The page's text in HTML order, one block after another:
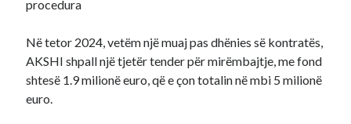
procedura
Në tetor 2024, vetëm një muaj pas dhënies së kontratës,
AKSHI shpall një tjetër tender për mirëmbajtje, me fond
shtesë 1.9 milionë euro, që e çon totalin në mbi 5 milionë
euro.